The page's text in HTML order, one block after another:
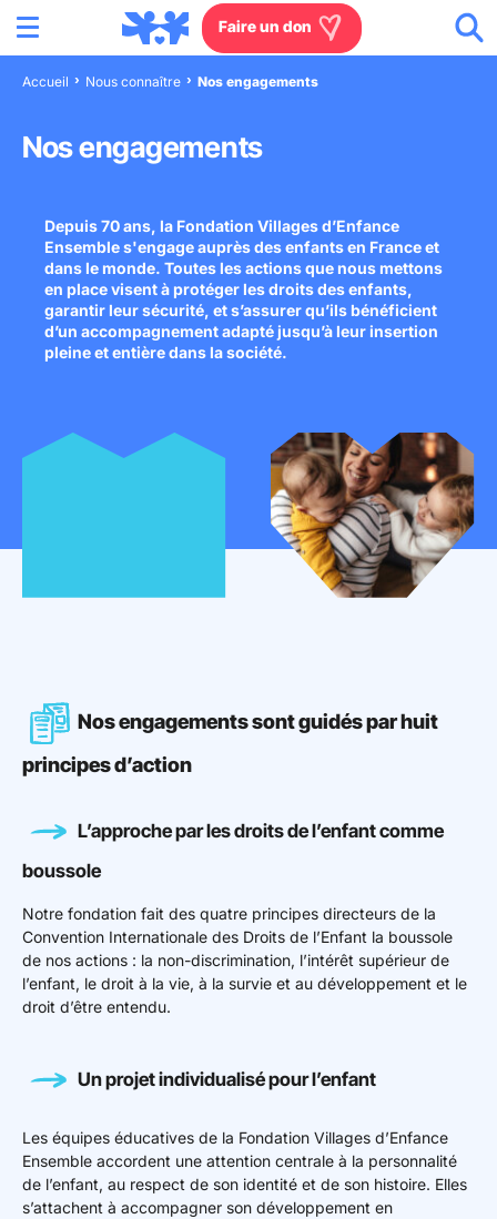
Aller à la recherche
Aller au pied de page
Faire un don
Actions en France
Actions dans le monde
Agissez à nos côtés
Actualités
Les villages d'enfants
Mon espace donateur
Accueil Nous connaître Nos engagements
Nos engagements
Depuis 70 ans, la Fondation Villages d’Enfance
Ensemble s'engage auprès des enfants en France et
dans le monde. Toutes les actions que nous mettons
en place visent à protéger les droits des enfants,
garantir leur sécurité, et s’assurer qu’ils bénéficient
d’un accompagnement adapté jusqu’à leur insertion
pleine et entière dans la société.
Nos engagements sont guidés par huit
principes d’action
L’approche par les droits de l’enfant comme
boussole
Notre fondation fait des quatre principes directeurs de la
Convention Internationale des Droits de l’Enfant la boussole
de nos actions : la non-discrimination, l’intérêt supérieur de
l’enfant, le droit à la vie, à la survie et au développement et le
droit d’être entendu.
Un projet individualisé pour l’enfant
Les équipes éducatives de la Fondation Villages d’Enfance
Ensemble accordent une attention centrale à la personnalité
de l’enfant, au respect de son identité et de son histoire. Elles
s’attachent à accompagner son développement en